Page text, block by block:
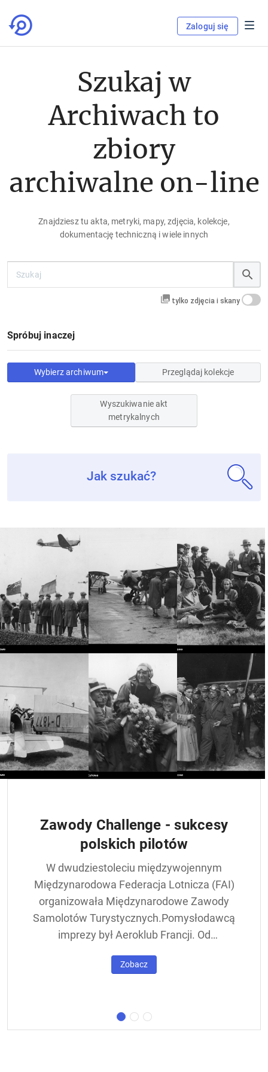
Zaloguj się
Szukaj w
Archiwach to
zbiory
archiwalne on-line
Znajdziesz tu akta, metryki, mapy, zdjęcia, kolekcje,
dokumentację techniczną i wiele innych
tylko zdjęcia i skany
Spróbuj inaczej
Wybierz archiwum Przeglądaj kolekcje
Wyszukiwanie akt
metrykalnych
Jak szukać?
Zawody Challenge - sukcesy
polskich pilotów
W dwudziestoleciu międzywojennym
Międzynarodowa Federacja Lotnicza (FAI)
organizowała Międzynarodowe Zawody
Samolotów Turystycznych.Pomysłodawcą
imprezy był Aeroklub Francji. Od
de Tourisme – zawody nazywane były w
trasie znajdowała się m.in. Warszawa.
Zobacz